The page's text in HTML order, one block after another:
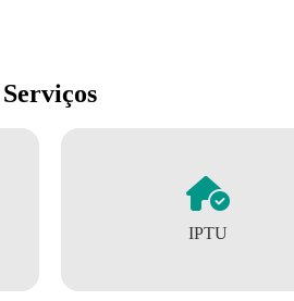
Serviços
IPTU